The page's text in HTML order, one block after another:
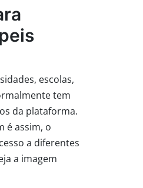
escolas,
tem
da plataforma.
é assim, o
a diferentes
a imagem